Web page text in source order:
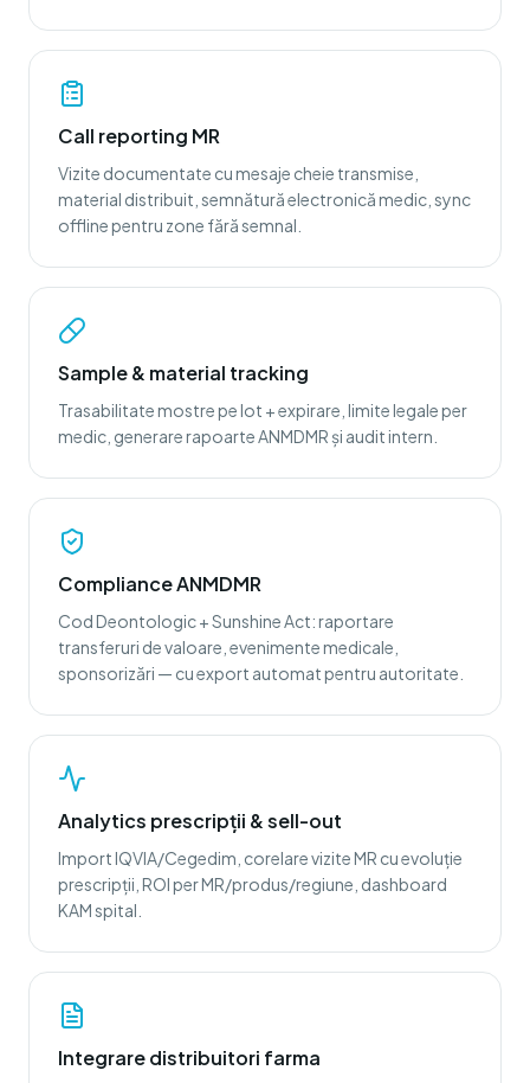
Call reporting MR
Vizite documentate cu mesaje cheie transmise,
material distribuit, semnătură electronică medic, sync
offline pentru zone fără semnal.
Sample & material tracking
Trasabilitate mostre pe lot + expirare, limite legale per
medic, generare rapoarte ANMDMR și audit intern.
Compliance ANMDMR
Cod Deontologic + Sunshine Act: raportare
transferuri de valoare, evenimente medicale,
sponsorizări — cu export automat pentru autoritate.
Analytics prescripții & sell-out
Import IQVIA/Cegedim, corelare vizite MR cu evoluție
prescripții, ROI per MR/produs/regiune, dashboard
KAM spital.
Integrare distribuitori farma